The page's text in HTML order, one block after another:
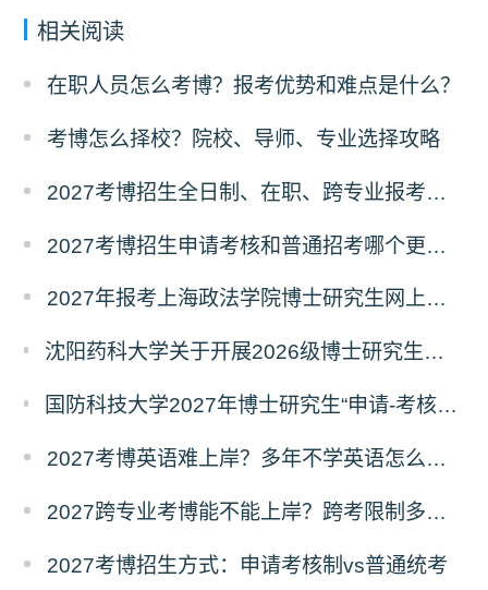
相关阅读
在职人员怎么考博？报考优势和难点是什么？
考博怎么择校？院校、导师、专业选择攻略
2027考博招生全日制、在职、跨专业报考要求
2027考博招生申请考核和普通招考哪个更好考？
2027年报考上海政法学院博士研究生网上报名公告
沈阳药科大学关于开展2026级博士研究生录取后信息采集及档案调取等相关工作的通知
国防科技大学2027年博士研究生“申请-考核”制招生专业基础笔试考试大纲
2027考博英语难上岸？多年不学英语怎么备考？
2027跨专业考博能不能上岸？跨考限制多不多？
2027考博招生方式：申请考核制vs普通统考